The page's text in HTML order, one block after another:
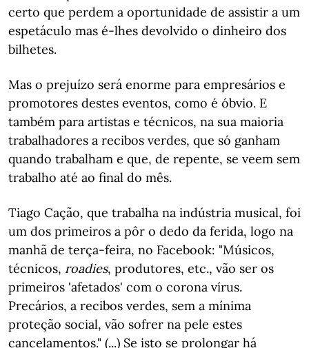
certo que perdem a oportunidade de assistir a um
espetáculo mas é-lhes devolvido o dinheiro dos
bilhetes.
Mas o prejuízo será enorme para empresários e
promotores destes eventos, como é óbvio. E
também para artistas e técnicos, na sua maioria
trabalhadores a recibos verdes, que só ganham
quando trabalham e que, de repente, se veem sem
trabalho até ao final do mês.
Tiago Cação, que trabalha na indústria musical, foi
um dos primeiros a pôr o dedo da ferida, logo na
manhã de terça-feira, no Facebook: "Músicos,
técnicos, roadies, produtores, etc., vão ser os
primeiros 'afetados' com o corona vírus.
Precários, a recibos verdes, sem a mínima
proteção social, vão sofrer na pele estes
cancelamentos." (...) Se isto se prolongar há